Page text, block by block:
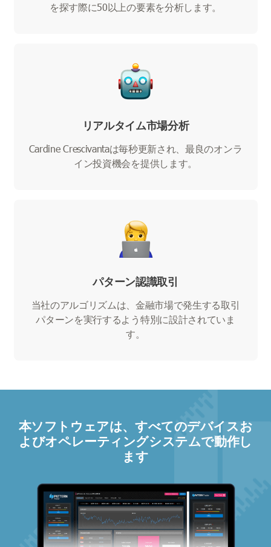
を探す際に50以上の要素を分析します。
リアルタイム市場分析
Cardine Crescivantaは毎秒更新され、最良のオンラ
イン投資機会を提供します。
パターン認識取引
当社のアルゴリズムは、金融市場で発生する取引
パターンを実行するよう特別に設計されていま
す。
本ソフトウェアは、すべてのデバイスお
よびオペレーティングシステムで動作し
ます